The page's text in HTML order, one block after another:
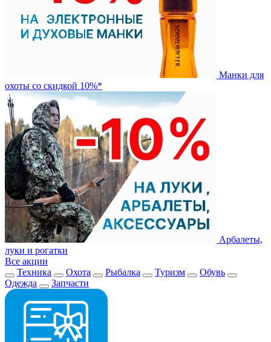
Манки для
охоты со скидкой 10%*
Арбалеты,
луки и рогатки
Все акции
Техника
Охота Рыбалка Туризм
Обувь
Одежда
Запчасти